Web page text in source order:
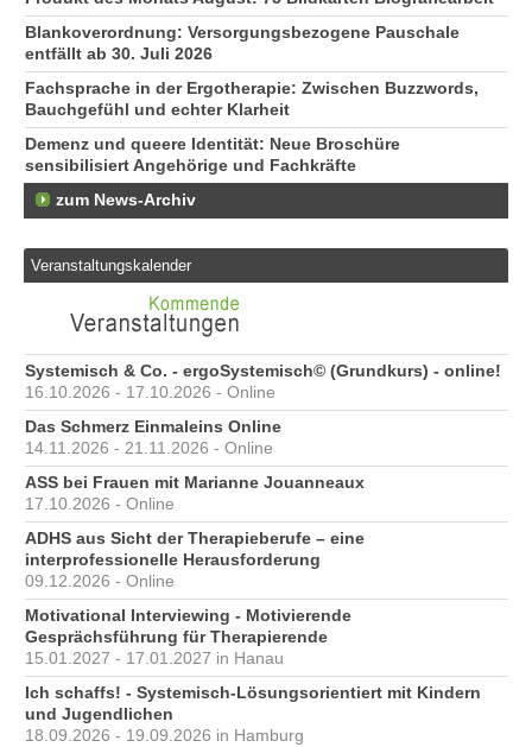
Blankoverordnung: Versorgungsbezogene Pauschale
entfällt ab 30. Juli 2026
Fachsprache in der Ergotherapie: Zwischen Buzzwords,
Bauchgefühl und echter Klarheit
Demenz und queere Identität: Neue Broschüre
sensibilisiert Angehörige und Fachkräfte
zum News-Archiv
Veranstaltungskalender
Systemisch & Co. - ergoSystemisch© (Grundkurs) - online!
16.10.2026 - 17.10.2026 - Online
Das Schmerz Einmaleins Online
14.11.2026 - 21.11.2026 - Online
ASS bei Frauen mit Marianne Jouanneaux
17.10.2026 - Online
ADHS aus Sicht der Therapieberufe – eine
interprofessionelle Herausforderung
09.12.2026 - Online
Motivational Interviewing - Motivierende
Gesprächsführung für Therapierende
15.01.2027 - 17.01.2027 in Hanau
Ich schaffs! - Systemisch-Lösungsorientiert mit Kindern
und Jugendlichen
18.09.2026 - 19.09.2026 in Hamburg